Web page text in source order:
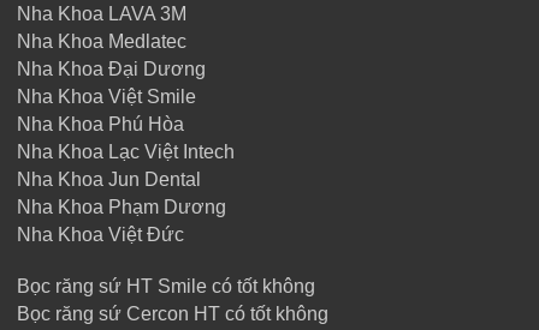
Nha Khoa LAVA 3M
Nha Khoa Medlatec
Nha Khoa Đại Dương
Nha Khoa Việt Smile
Nha Khoa Phú Hòa
Nha Khoa Lạc Việt Intech
Nha Khoa Jun Dental
Nha Khoa Phạm Dương
Nha Khoa Việt Đức
Bọc răng sứ HT Smile có tốt không
Bọc răng sứ Cercon HT có tốt không